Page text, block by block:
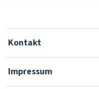
Kontakt
Impressum